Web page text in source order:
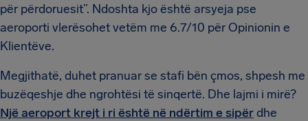
për përdoruesit”. Ndoshta kjo është arsyeja pse
aeroporti vlerësohet vetëm me 6.7/10 për Opinionin e
Klientëve.
Megjithatë, duhet pranuar se stafi bën çmos, shpesh me
buzëqeshje dhe ngrohtësi të sinqertë. Dhe lajmi i mirë?
Një aeroport krejt i ri është në ndërtim e sipërdhe